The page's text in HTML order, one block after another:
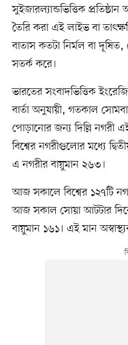
সুইজারল্যান্ডভিত্তিক
তৈরি করা এই লাইভ বা
বাতাস কতটা নির্মল বা
সতর্ক করে।
ভারতের সংবাদভিত্তিক
বার্তা অনুযায়ী, গতকাল
পোড়ানোর জন্য দিল্লি নগরী
বিশ্বের নগরীগুলোর মধ্যে
এ নগরীর বায়ুমান ২৬৩।
আজ সকালে বিশ্বের ১২৭টি
আজ সকাল সোয়া আটটার
বায়ুমান ১৬১। এই মান